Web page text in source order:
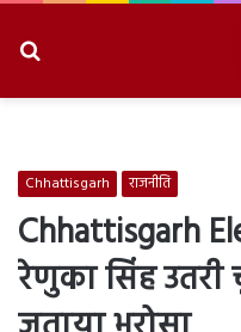
Chhattisgarh राजनीति
Chhattisgarh
रेणुका सिंह उतरी